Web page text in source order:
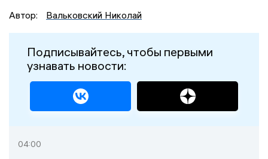
Автор:
Вальковский Николай
Подписывайтесь, чтобы первыми
узнавать новости:
04:00